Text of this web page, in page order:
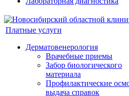
Платные услуги
Дерматовенерология
Врачебные приемы
Забор биологического
материала
Профилактические
выдача справок